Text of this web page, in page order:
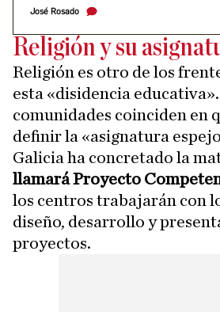
José Rosado
Religión y su
Religión es otro de los
esta «disidencia
comunidades coinciden en
definir la «asignatura
Galicia ha concretado la
llamará Proyecto
los centros trabajarán con
diseño, desarrollo y
proyectos.